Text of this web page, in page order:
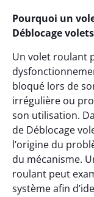
Pourquoi un
Déblocage
Un volet roulant
bloqué lors de
irrégulière ou
son utilisation.
de Déblocage
l’origine du
du mécanisme.
roulant peut
système afin